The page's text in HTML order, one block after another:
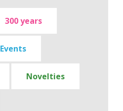
300 years
Events
Novelties